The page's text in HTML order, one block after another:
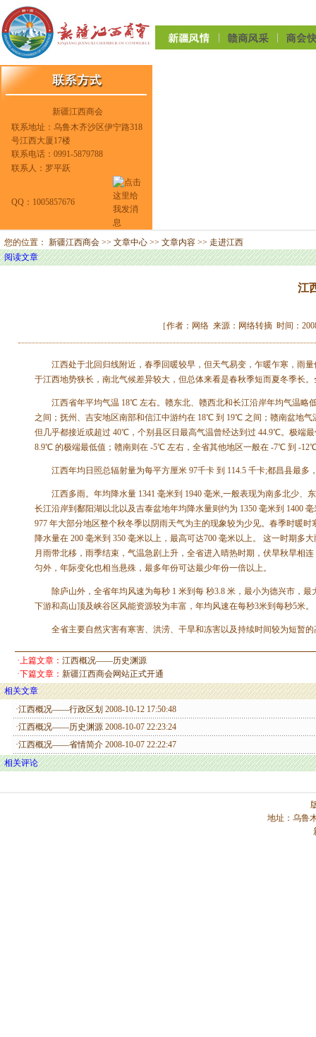
新疆江西商会
联系地址：乌鲁木齐沙区伊宁路318
号江西大厦17楼
联系电话：0991-5879788
联系人：罗平跃
QQ：1005857676
您的位置： 新疆江西商会 >> 文章中心 >> 文章内容 >> 走进江西
阅读文章
江
［作者：网络 来源：网络转摘 时间：
江西处于北回归线附近，春季回暖较早，但天气易变，乍暖乍寒，雨
于江西地势狭长，南北气候差异较大，但总体来看是春秋季短而夏冬季长
江西省年平均气温 18℃ 左右。赣东北、赣西北和长江沿岸年均气温
之间；抚州、吉安地区南部和信江中游约在 18℃ 到 19℃ 之间；赣南盆地
但几乎都接近或超过 40℃，个别县区日最高气温曾经达到过 44.9℃。极端
8.9℃ 的极端最低值；赣南则在 -5℃ 左右，全省其他地区一般在 -7℃ 到 -
江西年均日照总辐射量为每平方厘米 97千卡 到 114.5 千卡;都昌县最
江西多雨。年均降水量 1341 毫米到 1940 毫米,一般表现为南多北少
长江沿岸到鄱阳湖以北以及吉泰盆地年均降水量则约为 1350 毫米到 1400
977 年大部分地区整个秋冬季以阴雨天气为主的现象较为少见。春季时暖
降水量在 200 毫米到 350 毫米以上，最高可达700 毫米以上。 这一时期多
月雨带北移，雨季结束，气温急剧上升，全省进入晴热时期，伏旱秋旱相
匀外，年际变化也相当悬殊，最多年份可达最少年份一倍以上。
除庐山外，全省年均风速为每秒 1 米到每 秒3.8 米，最小为德兴市，
下游和高山顶及峡谷区风能资源较为丰富，年均风速在每秒3米到每秒5米。
全省主要自然灾害有寒害、洪涝、干旱和冻害以及持续时间较为短暂
·上篇文章： 江西概况——历史渊源
·下篇文章： 新疆江西商会网站正式开通
相关文章
·江西概况——行政区划 2008-10-12 17:50:48
·江西概况——历史渊源2008-10-07 22:23:24
·江西概况——省情简介2008-10-07 22:22:47
相关评论
地址：乌鲁